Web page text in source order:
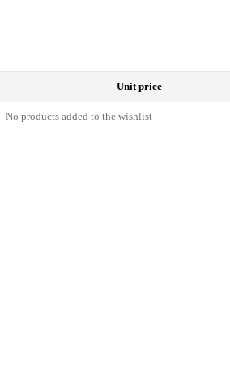
Unit price
No products added to the wishlist